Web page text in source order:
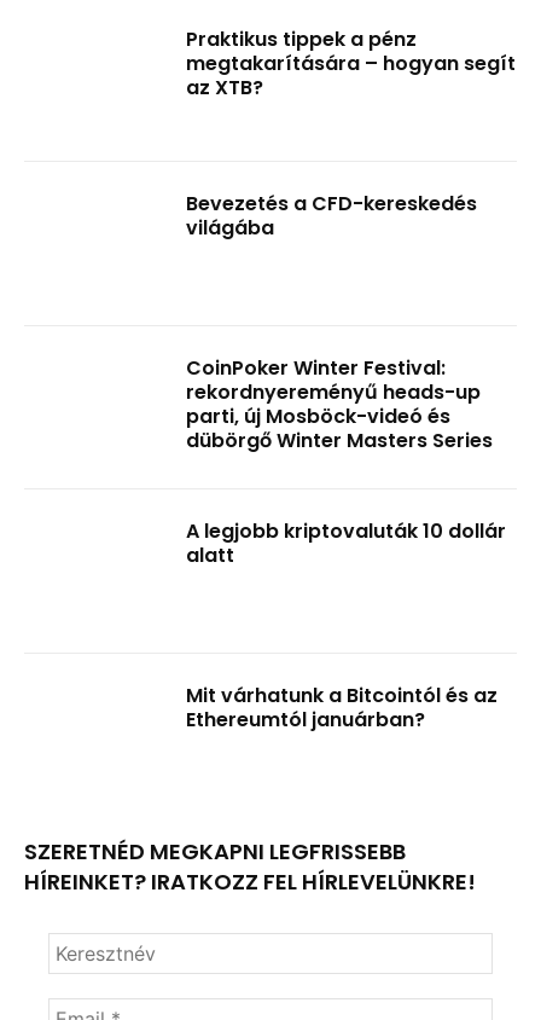
Praktikus tippek a pénz
megtakarítására – hogyan segít
az XTB?
Bevezetés a CFD-kereskedés
világába
CoinPoker Winter Festival:
rekordnyereményű heads-up
parti, új Mosböck-videó és
dübörgő Winter Masters Series
A legjobb kriptovaluták 10 dollár
alatt
Mit várhatunk a Bitcointól és az
Ethereumtól januárban?
SZERETNÉD MEGKAPNI LEGFRISSEBB
HÍREINKET? IRATKOZZ FEL HÍRLEVELÜNKRE!